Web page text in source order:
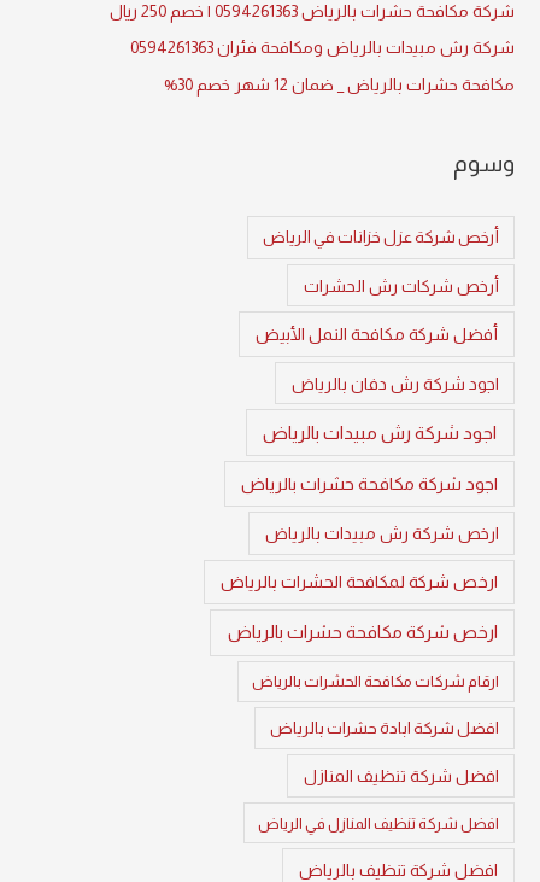
شركة مكافحة حشرات بالرياض 0594261363 | خصم 250 ريال
شركة رش مبيدات بالرياض ومكافحة فئران 0594261363
مكافحة حشرات بالرياض _ ضمان 12 شهر خصم 30%
وسوم
أرخص شركة عزل خزانات في الرياض
أرخص شركات رش الحشرات
أفضل شركة مكافحة النمل الأبيض
اجود شركة رش دفان بالرياض
اجود شركة رش مبيدات بالرياض
اجود شركة مكافحة حشرات بالرياض
ارخص شركة رش مبيدات بالرياض
ارخص شركة لمكافحة الحشرات بالرياض
ارخص شركة مكافحة حشرات بالرياض
ارقام شركات مكافحة الحشرات بالرياض
افضل شركة ابادة حشرات بالرياض
افضل شركة تنظيف المنازل
افضل شركة تنظيف المنازل في الرياض
افضل شركة تنظيف بالرياض